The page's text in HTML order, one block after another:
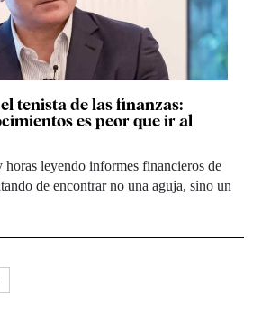
tenista de las finanzas:
es peor que ir al
horas leyendo informes financieros de
de encontrar no una aguja, sino un